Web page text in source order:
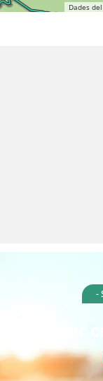
Dades
-
Rutes per